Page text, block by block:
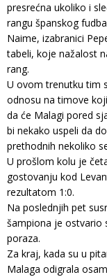
presrećna ukoliko i
rangu španskog
Naime, izabranici
tabeli, koje nažalost
rang.
U ovom trenutku tim
odnosu na timove
da će Malagi pored
bi nekako uspeli da
prethodnih nekoliko
U prošlom kolu je
gostovanju kod
rezultatom 1:0.
Na poslednjih pet
šampiona je ostvario
poraza.
Za kraj, kada su u
Malaga odigrala